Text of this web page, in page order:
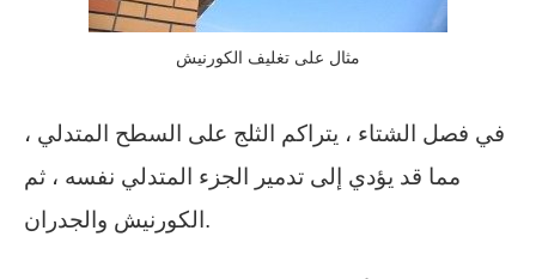
مثال على تغليف الكورنيش
في فصل الشتاء ، يتراكم الثلج على السطح المتدلي ،
مما قد يؤدي إلى تدمير الجزء المتدلي نفسه ، ثم
الكورنيش والجدران.